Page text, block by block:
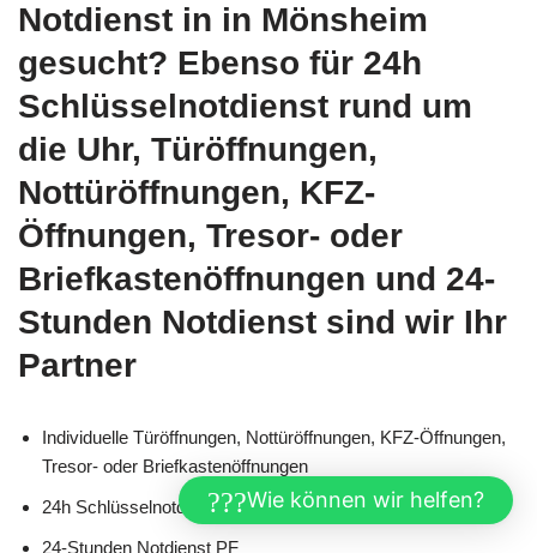
Notdienst in in Mönsheim
gesucht? Ebenso für 24h
Schlüsselnotdienst rund um
die Uhr, Türöffnungen,
Nottüröffnungen, KFZ-
Öffnungen, Tresor- oder
Briefkastenöffnungen und 24-
Stunden Notdienst sind wir Ihr
Partner
Individuelle Türöffnungen, Nottüröffnungen, KFZ-Öffnungen,
Tresor- oder Briefkastenöffnungen
24h Schlüsselnotdienst
24-Stunden Notdienst PF
Wie können wir helfen?